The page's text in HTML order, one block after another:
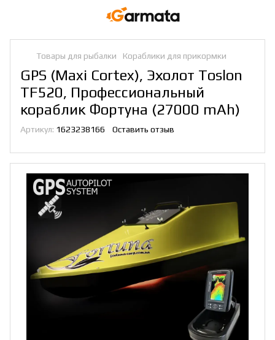
Товары для рыбалки Кораблики для прикормки
GPS (Maxi Cortex), Эхолот Toslon
TF520, Профессиональный
кораблик Фортуна (27000 mAh)
Артикул: 1623238166 Оставить отзыв